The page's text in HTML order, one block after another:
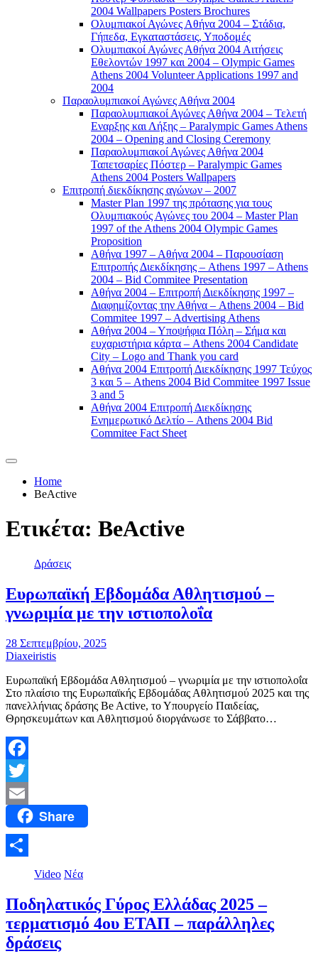
2004 Wallpapers Posters Brochures
Ολυμπιακοί Αγώνες Αθήνα 2004 – Στάδια,
Γήπεδα, Εγκαταστάσεις, Υποδομές
Ολυμπιακοί Αγώνες Αθήνα 2004 Αιτήσεις
Εθελοντών 1997 και 2004 – Olympic Games
Athens 2004 Volunteer Applications 1997 and
2004
Παραολυμπιακοί Αγώνες Αθήνα 2004
Παραολυμπιακοί Αγώνες Αθήνα 2004 – Τελετή
Εναρξης και Λήξης – Paralympic Games Athens
2004 – Opening and Closing Ceremony
Παραολυμπιακοί Αγώνες Αθήνα 2004
Ταπετσαρίες Πόστερ – Paralympic Games
Athens 2004 Posters Wallpapers
Επιτροπή διεκδίκησης αγώνων – 2007
Master Plan 1997 της πρότασης για τους
Ολυμπιακούς Αγώνες του 2004 – Master Plan
1997 of the Athens 2004 Olympic Games
Proposition
Αθήνα 1997 – Αθήνα 2004 – Παρουσίαση
Επιτροπής Διεκδίκησης – Athens 1997 – Athens
2004 – Bid Commitee Presentation
Αθήνα 2004 – Επιτροπή Διεκδίκησης 1997 –
Διαφημίζοντας την Αθήνα – Athens 2004 – Bid
Commitee 1997 – Advertising Athens
Αθήνα 2004 – Υποψήφια Πόλη – Σήμα και
ευχαριστήρια κάρτα – Athens 2004 Candidate
City – Logo and Thank you card
Αθήνα 2004 Επιτροπή Διεκδίκησης 1997 Τεύχος
3 και 5 – Athens 2004 Bid Commitee 1997 Issue
3 and 5
Αθήνα 2004 Επιτροπή Διεκδίκησης
Ενημερωτικό Δελτίο – Athens 2004 Bid
Commitee Fact Sheet
Home
BeActive
Ετικέτα: BeActive
Δράσεις
Ευρωπαϊκή Εβδομάδα Αθλητισμού –
γνωριμία με την ιστιοπολοΐα
28 Σεπτεμβρίου, 2025
Diaxeiristis
Ευρωπαϊκή Εβδομάδα Αθλητισμού – γνωριμία με την ιστιοπολοΐα
Στο πλαίσιο της Ευρωπαϊκής Εβδομάδας Αθλητισμού 2025 και της
πανελλήνιας δράσης Be Active, το Υπουργείο Παιδείας,
Θρησκευμάτων και Αθλητισμού διοργάνωσε το Σάββατο…
Facebook
Twitter
Email Share
Μοιραστείτε
Video Νέα
Ποδηλατικός Γύρος Ελλάδας 2025 –
τερματισμό 4ου ΕΤΑΠ – παράλληλες
δράσεις